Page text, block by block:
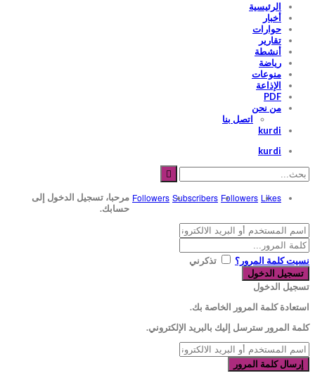
الرئيسية
أخبار
حوارات
تقارير
أنشطة
رياضة
منوعات
الإذاعة
PDF
من نحن
اتصل بنا
kurdi
kurdi
Likes
Followers
Subscribers
Followers مرحبا، تسجيل الدخول إلى
حسابك.
نسيت كلمة المرور؟ تذكرني
تسجيل الدخول
استعادة كلمة المرور الخاصة بك.
كلمة المرور سترسل إليك بالبريد الإلكتروني.